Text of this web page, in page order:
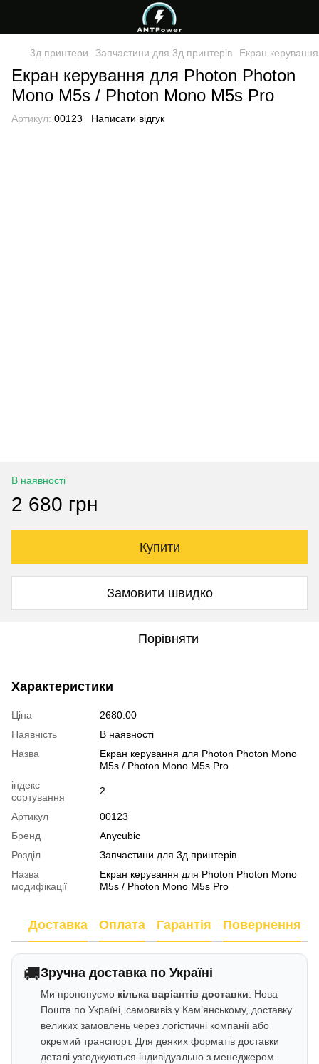
3д принтери Запчастини для 3д принтерів Екран
Екран керування для Photon Photon
Mono M5s / Photon Mono M5s Pro
Артикул: 00123 Написати відгук
В наявності
2 680 грн
Купити
Замовити швидко
Порівняти
Характеристики
Ціна
2680.00
Наявність
В наявності
Назва
Екран керування для Photon Photon Mono
M5s / Photon Mono M5s Pro
індекс
сортування
2
Артикул
00123
Бренд
Anycubic
Розділ
Запчастини для 3д принтерів
Назва
модифікації
Екран керування для Photon Photon Mono
M5s / Photon Mono M5s Pro
Доставка Оплата Гарантія Повернення
🚚Зручна доставка по Україні
Ми пропонуємо кілька варіантів доставки: Нова
Пошта по Україні, самовивіз у Кам’янському, доставку
великих замовлень через логістичні компанії або
окремий транспорт. Для деяких форматів доставки
деталі узгоджуються індивідуально з менеджером.